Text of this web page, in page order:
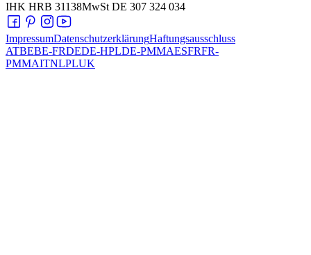
IHK HRB 31138MwSt DE 307 324 034
ImpressumDatenschutzerklärungHaftungsausschluss
ATBEBE-FRDEDE-HPLDE-PMMAESFRFR-
PMMAITNLPLUK